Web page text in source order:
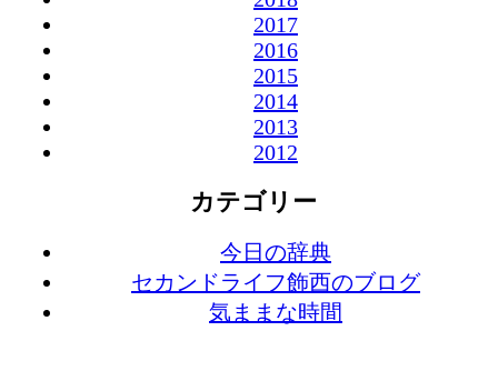
2017
2016
2015
2014
2013
2012
カテゴリー
今日の辞典
セカンドライフ飾西のブログ
気ままな時間